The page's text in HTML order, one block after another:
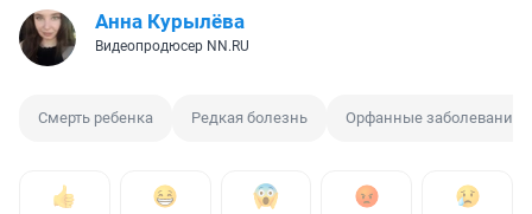
Анна Курылёва
Видеопродюсер NN.RU
Смерть ребенка Редкая болезнь Орфанные заболевания